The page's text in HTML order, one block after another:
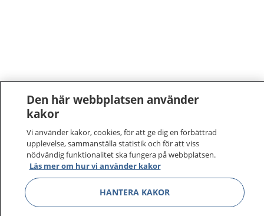
1177–tryggt om din hälsa och vård
På 1177.se får du råd om hälsa och information om
Den här webbplatsen använder
kakor
Vi använder kakor, cookies, för att ge dig en förbättrad
upplevelse, sammanställa statistik och för att viss
nödvändig funktionalitet ska fungera på webbplatsen.
Läs mer om hur vi använder kakor
HANTERA KAKOR